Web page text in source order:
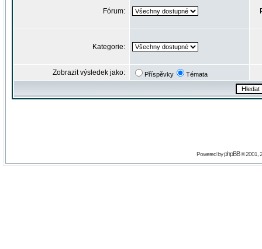
Fórum:
Kategorie:
Zobrazit výsledek jako: Příspěvky Témata
Powered byphpBB© 2001,